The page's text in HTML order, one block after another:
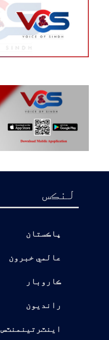
لنڪس
پاڪستان
عالمي خبرون
ڪاروبار
رانديون
اينٽرتينمنٽس